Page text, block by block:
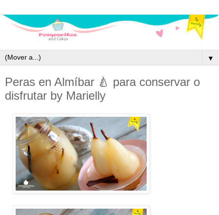
▼
Peras en Almíbar 🍐 para conservar o
disfrutar by Marielly